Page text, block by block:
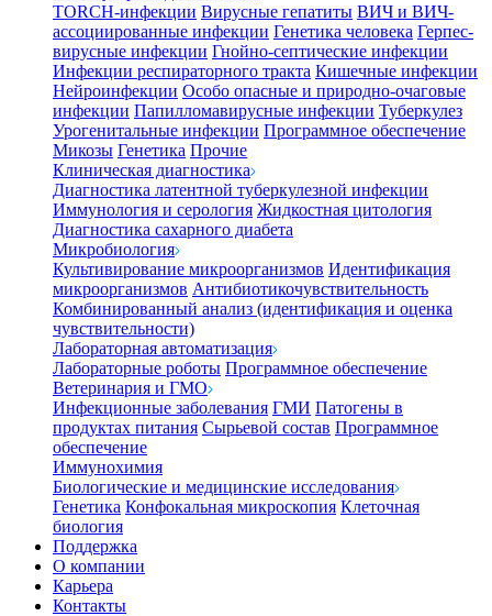
TORCH-инфекции Вирусные гепатиты ВИЧ и ВИЧ-
ассоциированные инфекции Генетика человека Герпес-
вирусные инфекции Гнойно-септические инфекции
Инфекции респираторного тракта Кишечные инфекции
Нейроинфекции Особо опасные и природно-очаговые
инфекции Папилломавирусные инфекции Туберкулез
Урогенитальные инфекции Программное обеспечение
Микозы Генетика Прочие
Клиническая диагностика
Диагностика латентной туберкулезной инфекции
Иммунология и серология Жидкостная цитология
Диагностика сахарного диабета
Микробиология
Культивирование микроорганизмов Идентификация
микроорганизмов Антибиотикочувствительность
Комбинированный анализ (идентификация и оценка
чувствительности)
Лабораторная автоматизация
Лабораторные роботы Программное обеспечение
Ветеринария и ГМО
Инфекционные заболевания ГМИ Патогены в
продуктах питания Сырьевой состав Программное
обеспечение
Иммунохимия
Биологические и медицинские исследования
Генетика Конфокальная микроскопия Клеточная
биология
Поддержка
О компании
Карьера
Контакты